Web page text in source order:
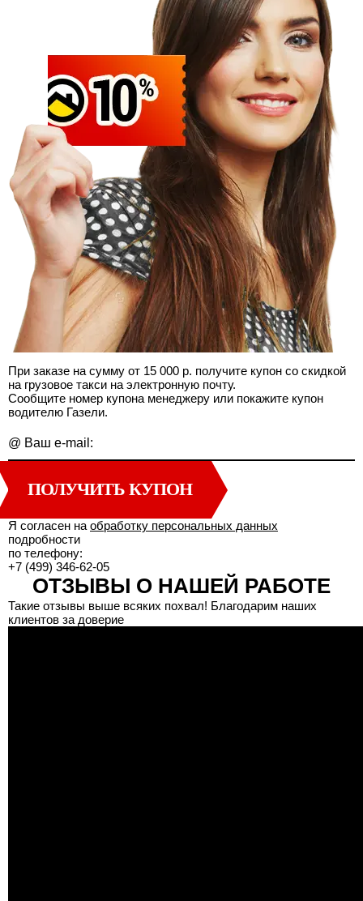
При заказе на сумму от 15 000 р. получите купон со скидкой
на грузовое такси на электронную почту.
Сообщите номер купона менеджеру или покажите купон
водителю Газели.
@ Ваш e-mail:
ПОЛУЧИТЬ КУПОН
Я согласен на обработку персональных данных
подробности
по телефону:
+7 (499) 346-62-05
ОТЗЫВЫ О НАШЕЙ РАБОТЕ
Такие отзывы выше всяких похвал! Благодарим наших
клиентов за доверие